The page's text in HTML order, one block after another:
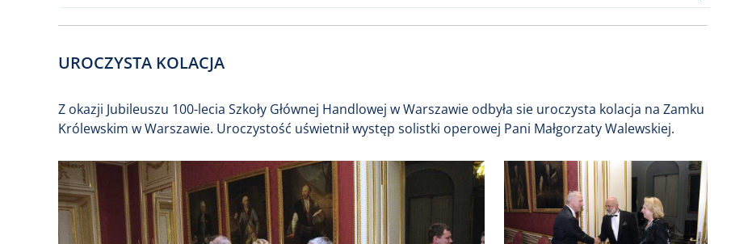
UROCZYSTA KOLACJA
Z okazji Jubileuszu 100-lecia Szkoły Głównej Handlowej w Warszawie odbyła sie uroczysta kolacja na Zamku
Królewskim w Warszawie. Uroczystość uświetnił występ solistki operowej Pani Małgorzaty Walewskiej.